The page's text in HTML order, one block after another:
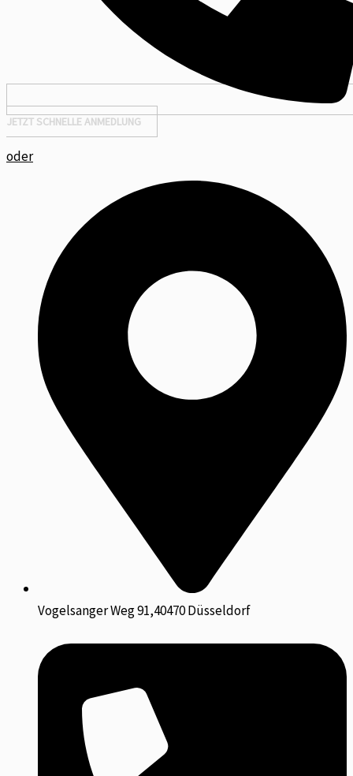
JETZT SCHNELLE ANMEDLUNG
oder
Vogelsanger Weg 91,40470 Düsseldorf